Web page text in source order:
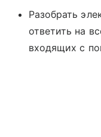
Разобрать
ответить на
входящих с